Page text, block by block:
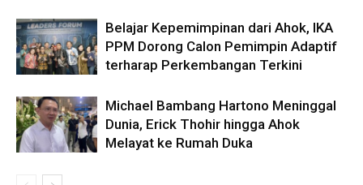
Belajar Kepemimpinan dari Ahok, IKA
PPM Dorong Calon Pemimpin Adaptif
terharap Perkembangan Terkini
Michael Bambang Hartono Meninggal
Dunia, Erick Thohir hingga Ahok
Melayat ke Rumah Duka